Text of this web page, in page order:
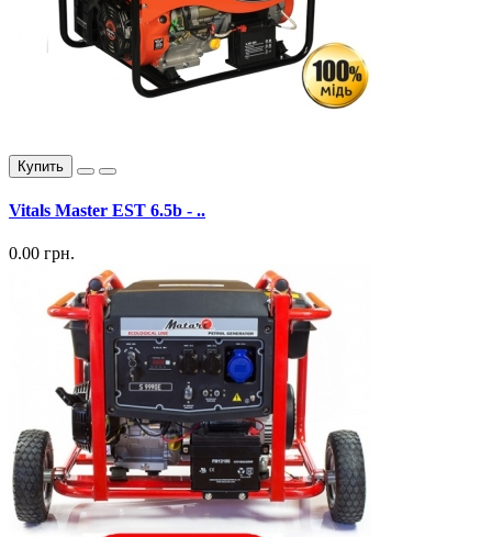
Купить
Vitals Master EST 6.5b - ..
0.00 грн.